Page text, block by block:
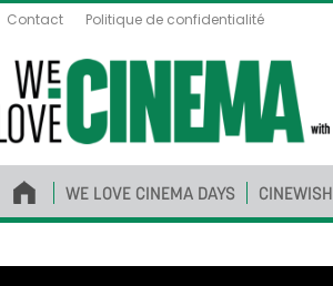
Contact Politique de confidentialité
WE LOVE CINEMA DAYS CINEWISH